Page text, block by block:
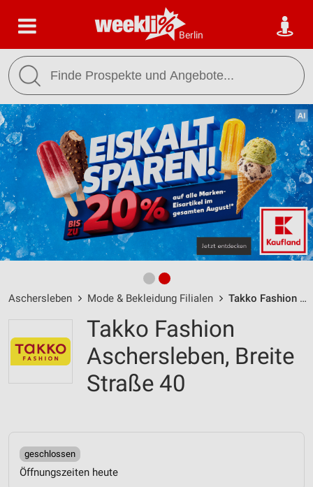
Berlin
Aschersleben Mode & Bekleidung Filialen Takko Fashion Aschersleben / Breite Straße 40 - Öffnungszeiten & Adresse
Takko Fashion
Aschersleben, Breite
Straße 40
geschlossen
Öffnungszeiten heute